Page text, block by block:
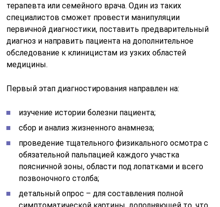
терапевта или семейного врача. Один из таких
специалистов сможет провести манипуляции
первичной диагностики, поставить предварительный
диагноз и направить пациента на дополнительное
обследование к клиницистам из узких областей
медицины.
Первый этап диагностирования направлен на:
изучение истории болезни пациента;
сбор и анализ жизненного анамнеза;
проведение тщательного физикального осмотра с
обязательной пальпацией каждого участка
поясничной зоны, области под лопатками и всего
позвоночного столба;
детальный опрос – для составления полной